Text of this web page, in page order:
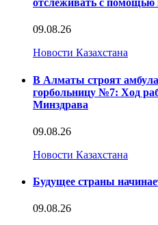
отслеживать с помощью
09.08.26
Новости Казахстана
В Алматы строят
горбольницу №7: Ход
Минздрава
09.08.26
Новости Казахстана
Будущее страны
09.08.26